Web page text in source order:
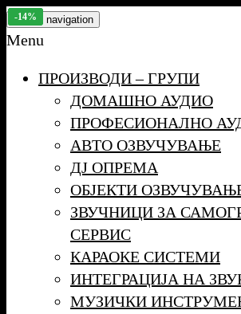
Skip
to
content
Toggle navigation
Menu
ПРОИЗВОДИ – ГРУПИ
ДОМАШНО АУДИО
ПРОФЕСИОНАЛНО
АВТО ОЗВУЧУВАЊЕ
ДЈ ОПРЕМА
ОБЈЕКТИ
ЗВУЧНИЦИ ЗА
СЕРВИС
КАРАОКЕ СИСТЕМИ
ИНТЕГРАЦИЈА НА
МУЗИЧКИ
-17%
-6%
-20%
-31%
-14%